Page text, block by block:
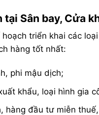
Sân bay, Cửa
triển khai các
hàng tốt nhất:
phi mậu dịch;
khẩu, loại hình gia
hàng đầu tư miễn